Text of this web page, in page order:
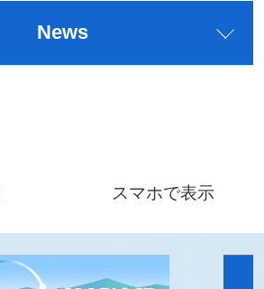
News
スマホで表示